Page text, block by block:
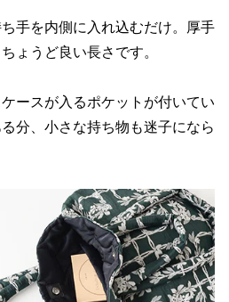
手を内側に入れ込むだけ。厚手
ょうど良い長さです。
ースが入るポケットが付いてい
分、小さな持ち物も迷子になら